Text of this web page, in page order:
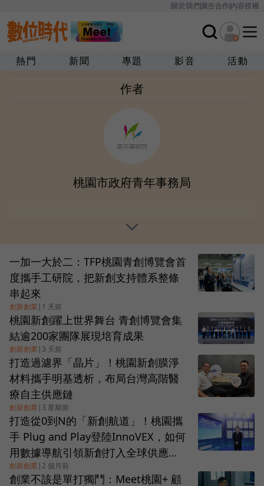
關於我們廣告合作內容授權
熱門 新聞 專題 影音 活動
作者
桃園市政府青年事務局
一加一大於二：TFP桃園青創博覽會首
度攜手工研院，把新創支持體系整條
串起來
創新創業 | 1 天前
桃園新創躍上世界舞台 青創博覽會集
結逾200家團隊展現培育成果
創新創業 | 3 天前
打造過濾界「晶片」！桃園新創膜淨
材料攜手明基透析，布局台灣高階醫
療自主供應鏈
創新創業 | 3 星期前
打造從0到N的「新創航道」！桃園攜
手 Plug and Play登陸InnoVEX，如何
用數據導航引領新創打入全球供應
鏈？
創新創業 |2 個月前
創業不該是單打獨鬥：Meet桃園+ 顧